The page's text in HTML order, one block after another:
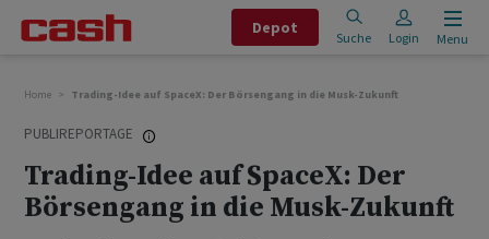
Depot
Suche Login Menu
Home Trading-Idee auf SpaceX: Der Börsengang in die Musk-Zukunft
PUBLIREPORTAGE
Trading-Idee auf SpaceX: Der
Börsengang in die Musk-Zukunft